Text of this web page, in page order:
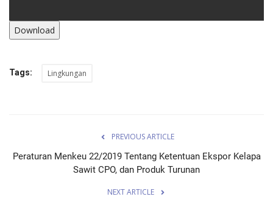
Download
Tags: Lingkungan
PREVIOUS ARTICLE
Peraturan Menkeu 22/2019 Tentang Ketentuan Ekspor Kelapa
Sawit CPO, dan Produk Turunan
NEXT ARTICLE